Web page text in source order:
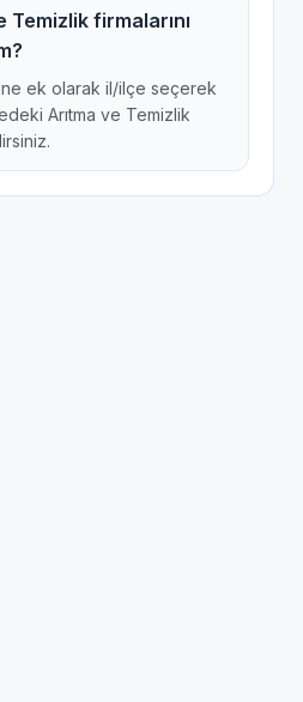
Temizlik firmalarını
ek olarak il/ilçe seçerek
Arıtma ve Temizlik